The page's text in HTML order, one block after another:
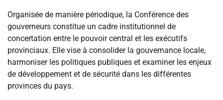
Organisée de manière périodique, la Conférence des
gouverneurs constitue un cadre institutionnel de
concertation entre le pouvoir central et les exécutifs
provinciaux. Elle vise à consolider la gouvernance locale,
harmoniser les politiques publiques et examiner les enjeux
de développement et de sécurité dans les différentes
provinces du pays.